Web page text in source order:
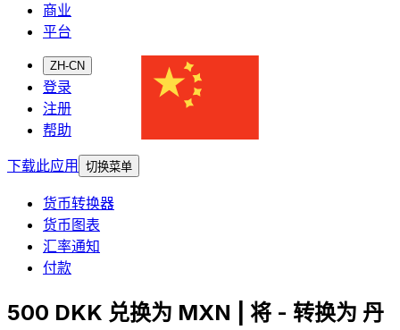
商业
平台
ZH-CN
登录
注册
帮助
下载此应用
切换菜单
货币转换器
货币图表
汇率通知
付款
500 DKK 兑换为 MXN | 将 - 转换为 丹